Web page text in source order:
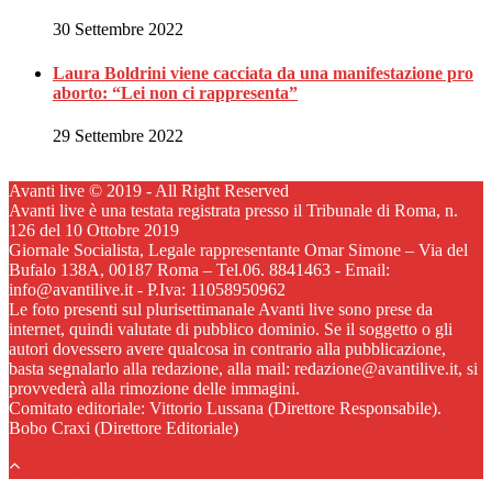
30 Settembre 2022
Laura Boldrini viene cacciata da una manifestazione pro
aborto: “Lei non ci rappresenta”
29 Settembre 2022
Avanti live © 2019 - All Right Reserved
Avanti live è una testata registrata presso il Tribunale di Roma, n.
126 del 10 Ottobre 2019
Giornale Socialista, Legale rappresentante Omar Simone – Via del
Bufalo 138A, 00187 Roma – Tel.06. 8841463 - Email:
info@avantilive.it - P.Iva: 11058950962
Le foto presenti sul plurisettimanale Avanti live sono prese da
internet, quindi valutate di pubblico dominio. Se il soggetto o gli
autori dovessero avere qualcosa in contrario alla pubblicazione,
basta segnalarlo alla redazione, alla mail: redazione@avantilive.it, si
provvederà alla rimozione delle immagini.
Comitato editoriale: Vittorio Lussana (Direttore Responsabile).
Bobo Craxi (Direttore Editoriale)